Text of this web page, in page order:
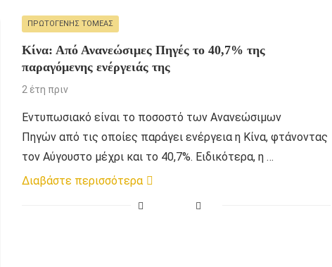
ΠΡΩΤΟΓΕΝΉΣ ΤΟΜΈΑΣ
Κίνα: Από Ανανεώσιμες Πηγές το 40,7% της
παραγόμενης ενέργειάς της
2 έτη πριν
Εντυπωσιακό είναι το ποσοστό των Ανανεώσιμων
Πηγών από τις οποίες παράγει ενέργεια η Κίνα, φτάνοντας
τον Αύγουστο μέχρι και το 40,7%. Ειδικότερα, η …
Διαβάστε περισσότερα